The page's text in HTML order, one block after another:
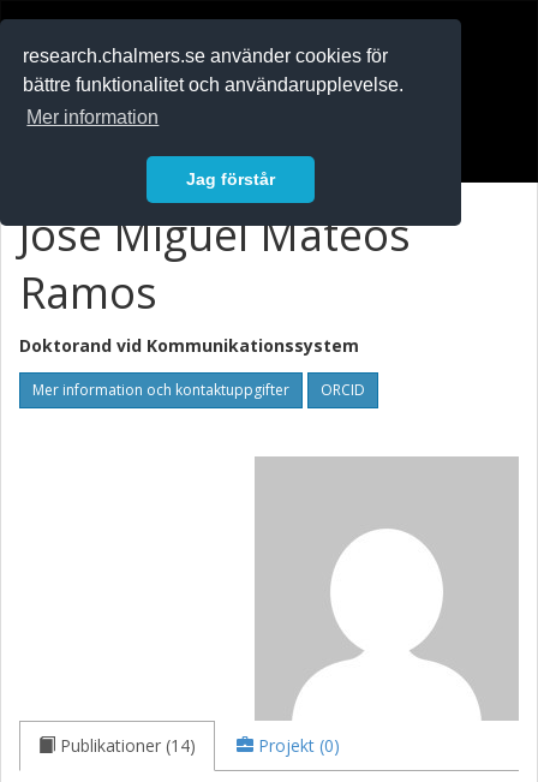
research.chalmers.se använder cookies för
bättre funktionalitet och användarupplevelse.
Mer information
Jag förstår
José Miguel Mateos
Ramos
Doktorand vid Kommunikationssystem
Mer information och kontaktuppgifter ORCID
Publikationer (14) Projekt (0)